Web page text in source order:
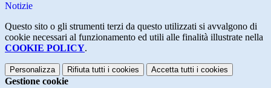
Notizie
Questo sito o gli strumenti terzi da questo utilizzati si avvalgono di
cookie necessari al funzionamento ed utili alle finalità illustrate nella
COOKIE POLICY.
Personalizza Rifiuta tutti i cookies Accetta tutti i cookies
Gestione cookie